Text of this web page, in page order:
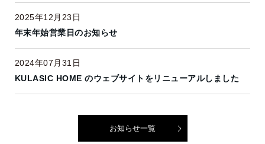
2025年12月23日
年末年始営業日のお知らせ
2024年07月31日
KULASIC HOME のウェブサイトをリニューアルしました
お知らせ一覧